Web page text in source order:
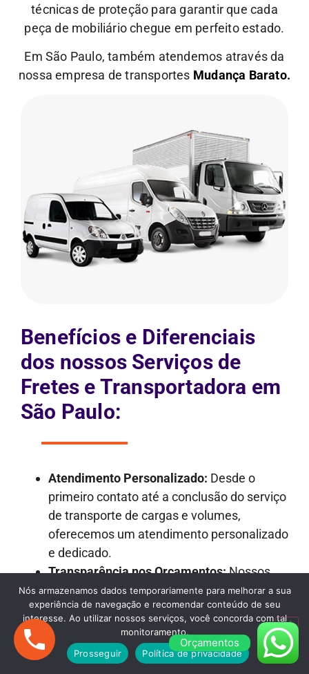
técnicas de proteção para garantir que cada
peça de mobiliário chegue em perfeito estado.
Em São Paulo, também atendemos através da
nossa empresa de transportes Mudança Barato.
Benefícios e Diferenciais
dos nossos Serviços de
Fretes e Transportadora em
São Paulo:
Atendimento Personalizado: Desde o
primeiro contato até a conclusão do serviço
de transporte de cargas e volumes,
oferecemos um atendimento personalizado
e dedicado.
Transparência nos Orçamentos:Nossos
orçamentos são detalhados e
transparentes, garantindo que não haja
surpresas desagradáveis ao longo do
processo.
Frota Versátil:
Dispomos de uma frota
Orçamentos
Nós armazenamos dados temporariamente para melhorar a sua
experiência de navegação e recomendar conteúdo de seu
interesse. Ao utilizar nossos serviços, você concorda com tal
monitoramento.
Prosseguir
Política de privacidade